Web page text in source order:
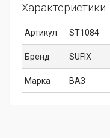
Характеристики
Артикул ST1084
Бренд SUFIX
Марка ВАЗ